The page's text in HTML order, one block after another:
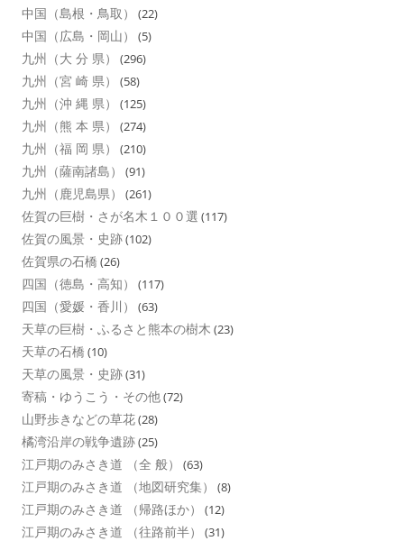
中国（島根・鳥取） (22)
中国（広島・岡山） (5)
九州（大 分 県） (296)
九州（宮 崎 県） (58)
九州（沖 縄 県） (125)
九州（熊 本 県） (274)
九州（福 岡 県） (210)
九州（薩南諸島） (91)
九州（鹿児島県） (261)
佐賀の巨樹・さが名木１００選 (117)
佐賀の風景・史跡(102)
佐賀県の石橋 (26)
四国（徳島・高知） (117)
四国（愛媛・香川） (63)
天草の巨樹・ふるさと熊本の樹木 (23)
天草の石橋 (10)
天草の風景・史跡(31)
寄稿・ゆうこう・その他(72)
山野歩きなどの草花(28)
橘湾沿岸の戦争遺跡(25)
江戸期のみさき道 （全 般） (63)
江戸期のみさき道 （地図研究集） (8)
江戸期のみさき道 （帰路ほか） (12)
江戸期のみさき道 （往路前半） (31)